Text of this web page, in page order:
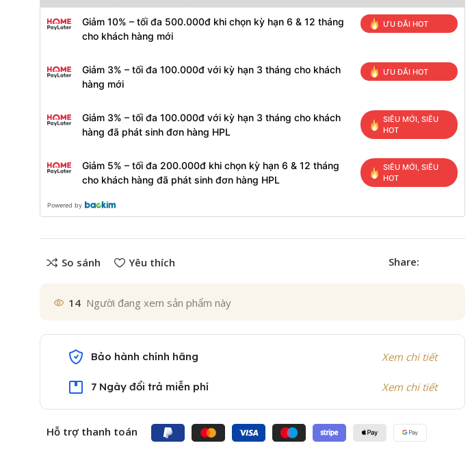
Giảm 10% – tối đa 500.000đ khi chọn kỳ hạn 6 & 12 tháng
cho khách hàng mới
ƯU ĐÃI HOT
Giảm 3% – tối đa 100.000đ với kỳ hạn 3 tháng cho khách
hàng mới
ƯU ĐÃI HOT
Giảm 3% – tối đa 100.000đ với kỳ hạn 3 tháng cho khách
hàng đã phát sinh đơn hàng HPL
SIÊU MỚI, SIÊU
HOT
Giảm 5% – tối đa 200.000đ khi chọn kỳ hạn 6 & 12 tháng
cho khách hàng đã phát sinh đơn hàng HPL
SIÊU MỚI, SIÊU
HOT
Powered by
So sánh Yêu thích Share:
14 Người đang xem sản phẩm này
Bảo hành chính hãng Xem chi tiết
7 Ngày đổi trả miễn phí Xem chi tiết
Hỗ trợ thanh toán